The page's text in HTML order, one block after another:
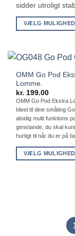
sidder utroligt
VÆLG
har
varianter.
Mulighederne
kan
vælges
på
varesiden
OMM Go Pod
Lomme.
kr. 199.00
OMM Go Pod Ekstra
Ideel til dine småting
alsidig multi funktions
genstande, du skal
hurtigt til når du er på
VÆLG